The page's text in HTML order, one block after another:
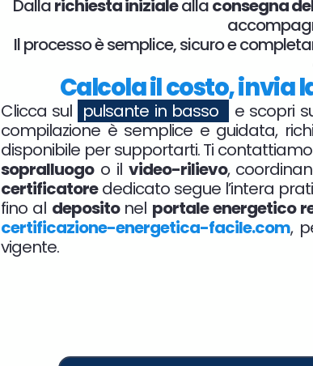
Dallarichiesta inizialeallaconsegna
Il processo è semplice, sicuro e
Calcola il costo, invia
Clicca sul pulsante in basso e scopri
compilazione è semplice e guidata,
disponibile per supportarti. Ti
sopralluogoo il video-rilievo,
certificatorededicato segue l’intera
fino al deposito nel portale energetico
certificazione-energetica-facile.com,
vigente.